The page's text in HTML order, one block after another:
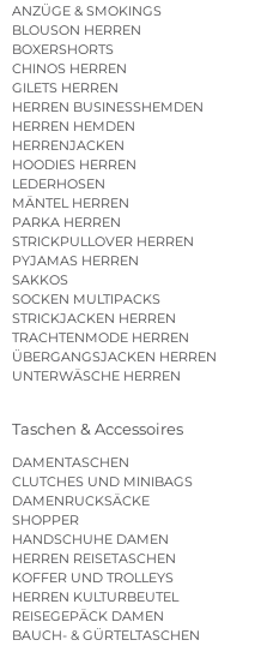
ANZÜGE & SMOKINGS
BLOUSON HERREN
BOXERSHORTS
CHINOS HERREN
GILETS HERREN
HERREN BUSINESSHEMDEN
HERREN HEMDEN
HERRENJACKEN
HOODIES HERREN
LEDERHOSEN
MÄNTEL HERREN
PARKA HERREN
STRICKPULLOVER HERREN
PYJAMAS HERREN
SAKKOS
SOCKEN MULTIPACKS
STRICKJACKEN HERREN
TRACHTENMODE HERREN
ÜBERGANGSJACKEN HERREN
UNTERWÄSCHE HERREN
Taschen & Accessoires
DAMENTASCHEN
CLUTCHES UND MINIBAGS
DAMENRUCKSÄCKE
SHOPPER
HANDSCHUHE DAMEN
HERREN REISETASCHEN
KOFFER UND TROLLEYS
HERREN KULTURBEUTEL
REISEGEPÄCK DAMEN
BAUCH- & GÜRTELTASCHEN